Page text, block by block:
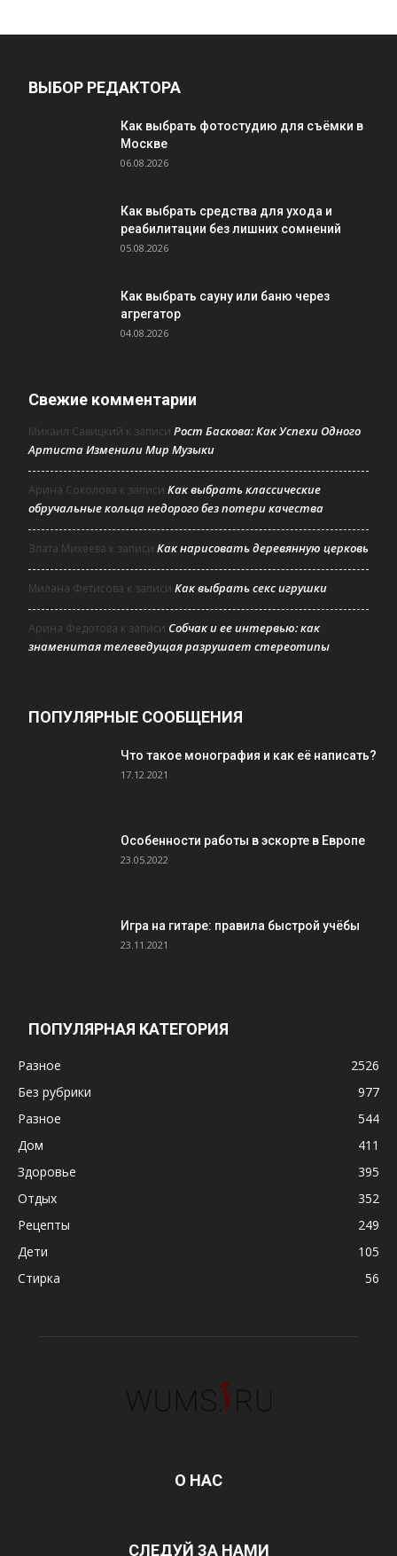
ВЫБОР РЕДАКТОРА
Как выбрать фотостудию для съёмки в
Москве
06.08.2026
Как выбрать средства для ухода и
реабилитации без лишних сомнений
05.08.2026
Как выбрать сауну или баню через
агрегатор
04.08.2026
Свежие комментарии
Михаил Савицкий к записи Рост Баскова: Как Успехи Одного
Артиста Изменили Мир Музыки
Арина Соколова к записи Как выбрать классические
обручальные кольца недорого без потери качества
Злата Михеева к записи Как нарисовать деревянную церковь
Милана Фетисова к записи Как выбрать секс игрушки
Арина Федотова к записи Собчак и ее интервью: как
знаменитая телеведущая разрушает стереотипы
ПОПУЛЯРНЫЕ СООБЩЕНИЯ
Что такое монография и как её написать?
17.12.2021
Особенности работы в эскорте в Европе
23.05.2022
Игра на гитаре: правила быстрой учёбы
23.11.2021
ПОПУЛЯРНАЯ КАТЕГОРИЯ
Разное
2526
Без рубрики
977
Разное
544
Дом
411
Здоровье
395
Отдых
352
Рецепты
249
Дети
105
Стирка
56
О НАС
СЛЕДУЙ ЗА НАМИ